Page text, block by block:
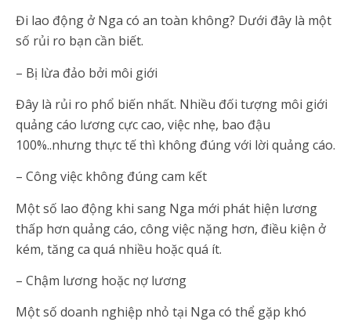
Đi lao động ở Nga có an toàn không? Dưới đây là một
số rủi ro bạn cần biết.
– Bị lừa đảo bởi môi giới
Đây là rủi ro phổ biến nhất. Nhiều đối tượng môi giới
quảng cáo lương cực cao, việc nhẹ, bao đậu
100%..nhưng thực tế thì không đúng với lời quảng cáo.
– Công việc không đúng cam kết
Một số lao động khi sang Nga mới phát hiện lương
thấp hơn quảng cáo, công việc nặng hơn, điều kiện ở
kém, tăng ca quá nhiều hoặc quá ít.
– Chậm lương hoặc nợ lương
Một số doanh nghiệp nhỏ tại Nga có thể gặp khó